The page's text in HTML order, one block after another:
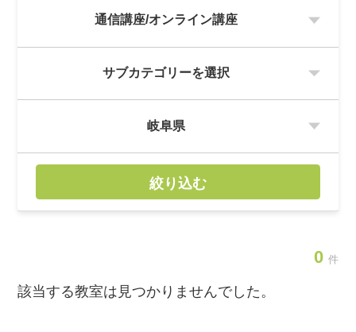
絞り込む
0 件
該当する教室は見つかりませんでした。